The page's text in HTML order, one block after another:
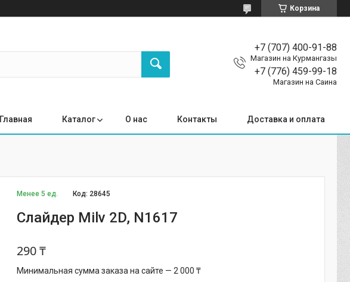
Корзина
+7 (707) 400-91-88
Магазин на Курмангазы
+7 (776) 459-99-18
Магазин на Саина
Главная Каталог О нас Контакты Доставка и оплата
Менее 5 ед. Код: 28645
Cлайдер Milv 2D, N1617
290 ₸
Минимальная сумма заказа на сайте — 2 000 ₸